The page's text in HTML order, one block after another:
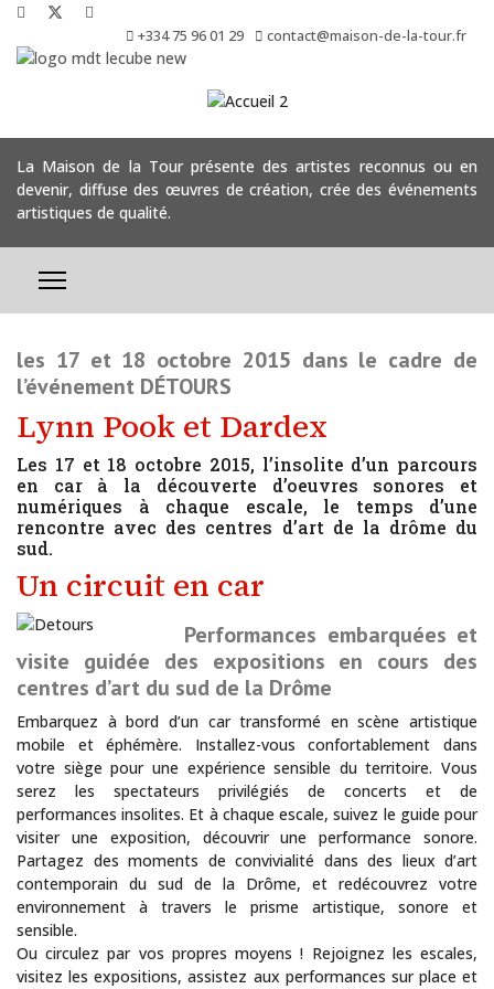
+334 75 96 01 29 contact@maison-de-la-tour.fr
La Maison de la Tour présente des artistes reconnus ou en
devenir, diffuse des œuvres de création, crée des événements
artistiques de qualité.
les 17 et 18 octobre 2015 dans le cadre de
l’événement DÉTOURS
Lynn Pook et Dardex
Les 17 et 18 octobre 2015, l’insolite d’un parcours
en car à la découverte d’oeuvres sonores et
numériques à chaque escale, le temps d’une
rencontre avec des centres d’art de la drôme du
sud.
Un circuit en car
Performances embarquées et
visite guidée des expositions en cours des
centres d’art du sud de la Drôme
Embarquez à bord d’un car transformé en scène artistique
mobile et éphémère. Installez-vous confortablement dans
votre siège pour une expérience sensible du territoire. Vous
serez les spectateurs privilégiés de concerts et de
performances insolites. Et à chaque escale, suivez le guide pour
visiter une exposition, découvrir une performance sonore.
Partagez des moments de convivialité dans des lieux d’art
contemporain du sud de la Drôme, et redécouvrez votre
environnement à travers le prisme artistique, sonore et
sensible.
Ou circulez par vos propres moyens ! Rejoignez les escales,
visitez les expositions, assistez aux performances sur place et